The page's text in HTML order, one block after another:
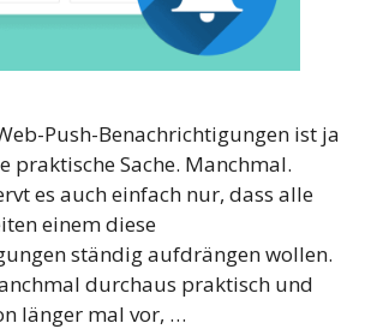
Push-Benachrichtigungen ist ja
praktische Sache. Manchmal.
es auch einfach nur, dass alle
einem diese
ständig aufdrängen wollen.
durchaus praktisch und
länger mal vor, …